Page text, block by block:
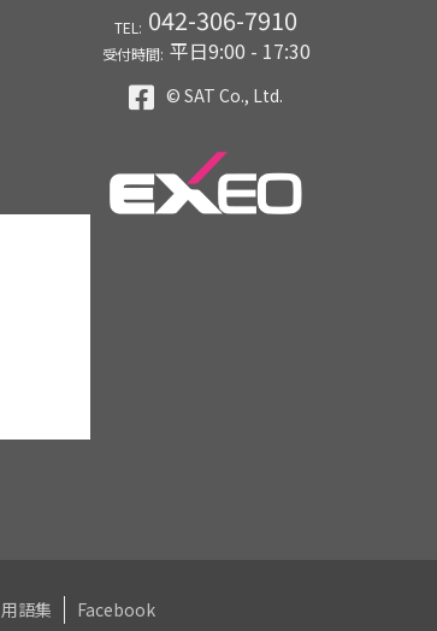
TEL: 042-306-7910
受付時間: 平日9:00 - 17:30
© SAT Co., Ltd.
用語集 Facebook